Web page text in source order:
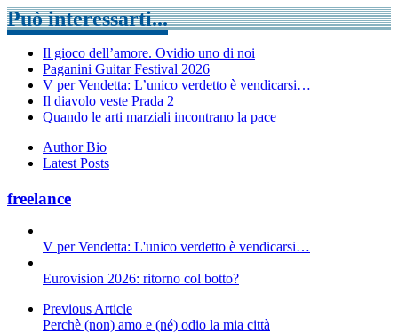
Può interessarti...
Il gioco dell’amore. Ovidio uno di noi
Paganini Guitar Festival 2026
V per Vendetta: L’unico verdetto è vendicarsi…
Il diavolo veste Prada 2
Quando le arti marziali incontrano la pace
Author Bio
Latest Posts
freelance
V per Vendetta: L'unico verdetto è vendicarsi…
Eurovision 2026: ritorno col botto?
Previous Article
Perchè (non) amo e (né) odio la mia città